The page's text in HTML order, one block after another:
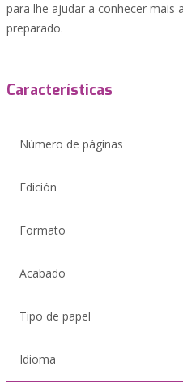
para lhe ajudar a conhecer mais
preparado.
Características
Número de páginas
Edición
Formato
Acabado
Tipo de papel
Idioma